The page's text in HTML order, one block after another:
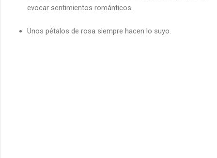
evocar sentimientos románticos.
Unos pétalos de rosa siempre hacen lo suyo.